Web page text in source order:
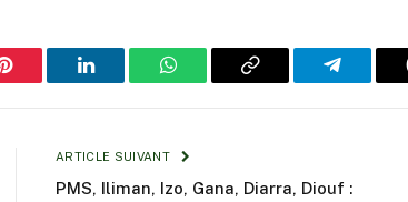
Pinterest LinkedIn WhatsAppCopy
Telegram
ARTICLE SUIVANT
PMS, Iliman, Izo, Gana, Diarra, Diouf :